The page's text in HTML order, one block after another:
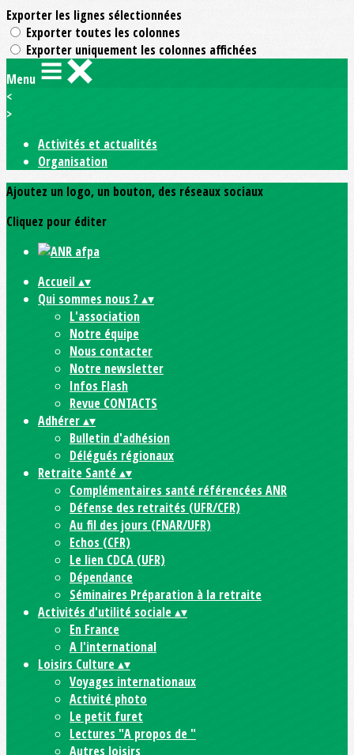
Exporter les lignes sélectionnées
Exporter toutes les colonnes
Exporter uniquement les colonnes affichées
Menu
<
>
Activités et actualités
Organisation
Ajoutez un logo, un bouton, des réseaux sociaux
Cliquez pour éditer
Accueil▴▾
Qui sommes nous ? ▴▾
L'association
Notre équipe
Nous contacter
Notre newsletter
Infos Flash
Revue CONTACTS
Adhérer▴▾
Bulletin d'adhésion
Délégués régionaux
Retraite Santé▴▾
Complémentaires santé référencées ANR
Défense des retraités (UFR/CFR)
Au fil des jours (FNAR/UFR)
Echos (CFR)
Le lien CDCA (UFR)
Dépendance
Séminaires Préparation à la retraite
Activités d'utilité sociale▴▾
En France
A l'international
Loisirs Culture▴▾
Voyages internationaux
Activité photo
Le petit furet
Lectures "A propos de "
Autres loisirs